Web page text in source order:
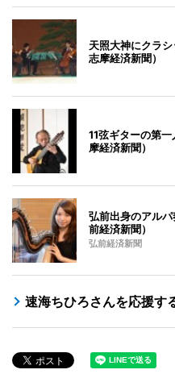
天照大神にクラ
志摩経済新聞）
11弦ギターの第
摩経済新聞）
弘前出身のアル
前経済新聞）
弘前経済新聞
速海ちひろさんを応援す